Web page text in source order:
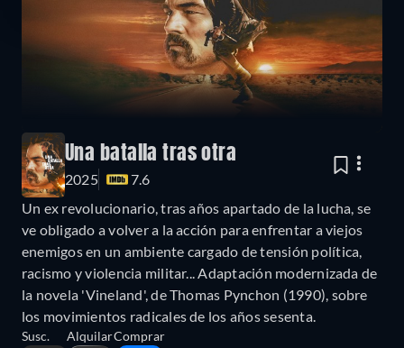
Una batalla tras otra
2025
7.6
Un ex revolucionario, tras años apartado de la lucha, se
ve obligado a volver a la acción para enfrentar a viejos
enemigos en un ambiente cargado de tensión política,
racismo y violencia militar... Adaptación modernizada de
la novela 'Vineland', de Thomas Pynchon (1990), sobre
los movimientos radicales de los años sesenta.
Susc. AlquilarComprar